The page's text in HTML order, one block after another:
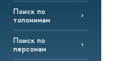
Поиск по
топонимам
Поиск по
персонам